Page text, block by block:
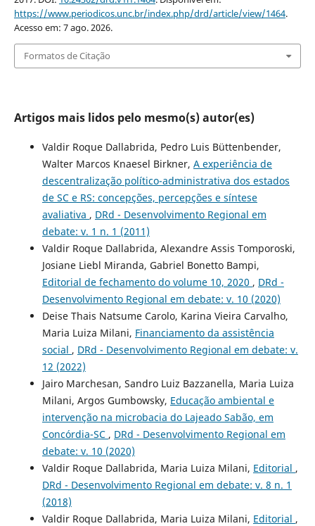
https://www.periodicos.unc.br/index.php/drd/article/view/1464.
Acesso em: 7 ago. 2026.
Formatos de Citação
Artigos mais lidos pelo mesmo(s) autor(es)
Valdir Roque Dallabrida, Pedro Luis Büttenbender,
Walter Marcos Knaesel Birkner, A experiência de
descentralização político-administrativa dos estados
de SC e RS: concepções, percepções e síntese
avaliativa , DRd - Desenvolvimento Regional em
debate: v. 1 n. 1 (2011)
Valdir Roque Dallabrida, Alexandre Assis Tomporoski,
Josiane Liebl Miranda, Gabriel Bonetto Bampi,
Editorial de fechamento do volume 10, 2020 , DRd -
Desenvolvimento Regional em debate: v. 10 (2020)
Deise Thais Natsume Carolo, Karina Vieira Carvalho,
Maria Luiza Milani, Financiamento da assistência
social , DRd - Desenvolvimento Regional em debate: v.
12 (2022)
Jairo Marchesan, Sandro Luiz Bazzanella, Maria Luiza
Milani, Argos Gumbowsky, Educação ambiental e
intervenção na microbacia do Lajeado Sabão, em
Concórdia-SC , DRd - Desenvolvimento Regional em
debate: v. 10 (2020)
Valdir Roque Dallabrida, Maria Luiza Milani, Editorial ,
DRd - Desenvolvimento Regional em debate: v. 8 n. 1
(2018)
Valdir Roque Dallabrida, Maria Luiza Milani, Editorial ,